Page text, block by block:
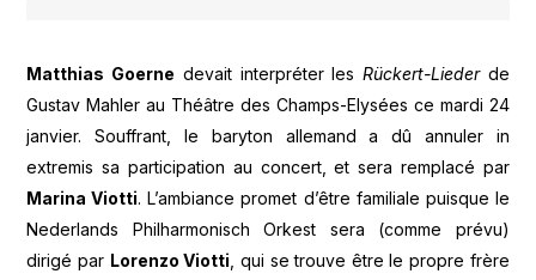
Matthias Goerne devait interpréter les Rückert-Lieder de
Gustav Mahler au Théâtre des Champs-Elysées ce mardi 24
janvier. Souffrant, le baryton allemand a dû annuler in
extremis sa participation au concert, et sera remplacé par
Marina Viotti. L’ambiance promet d’être familiale puisque le
Nederlands Philharmonisch Orkest sera (comme prévu)
dirigé par Lorenzo Viotti, qui se trouve être le propre frère